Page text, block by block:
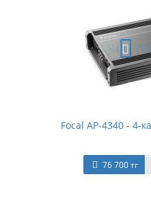
Focal AP-4340 - 4-
76 700 тг